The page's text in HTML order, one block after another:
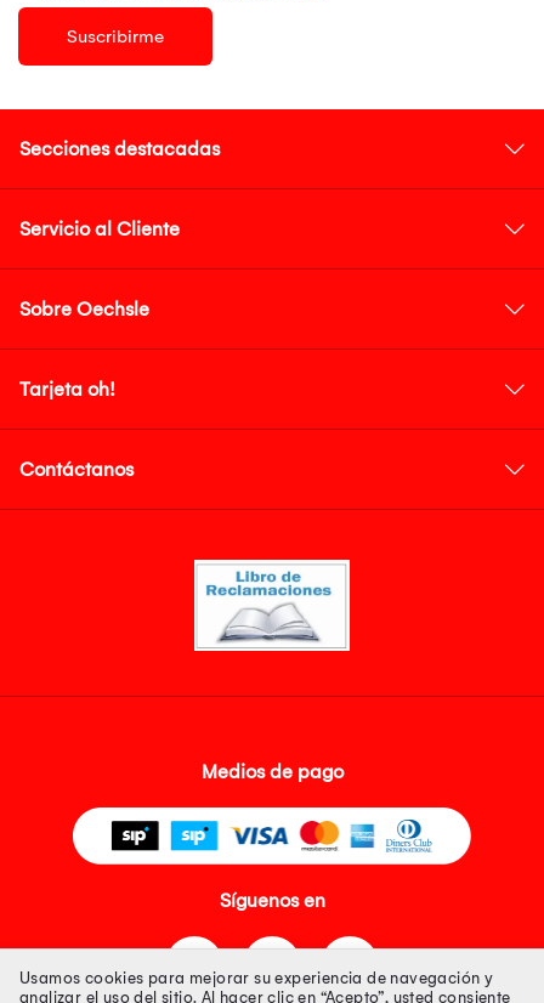
Suscribirme
Secciones destacadas
Servicio al Cliente
Sobre Oechsle
Tarjeta oh!
Contáctanos
Medios de pago
Síguenos en
Usamos cookies para mejorar su experiencia de navegación y
analizar el uso del sitio. Al hacer clic en “Acepto”, usted consiente